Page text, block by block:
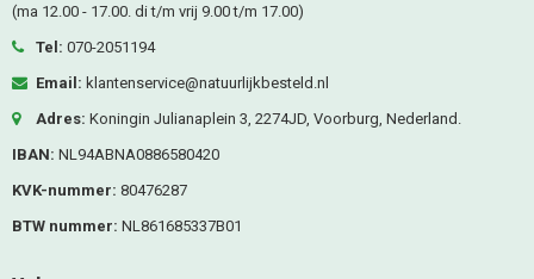
(ma 12.00 - 17.00. di t/m vrij 9.00 t/m 17.00)
Tel: 070-2051194
Email: klantenservice@natuurlijkbesteld.nl
Adres: Koningin Julianaplein 3, 2274JD, Voorburg, Nederland.
IBAN: NL94ABNA0886580420
KVK-nummer: 80476287
BTW nummer: NL861685337B01